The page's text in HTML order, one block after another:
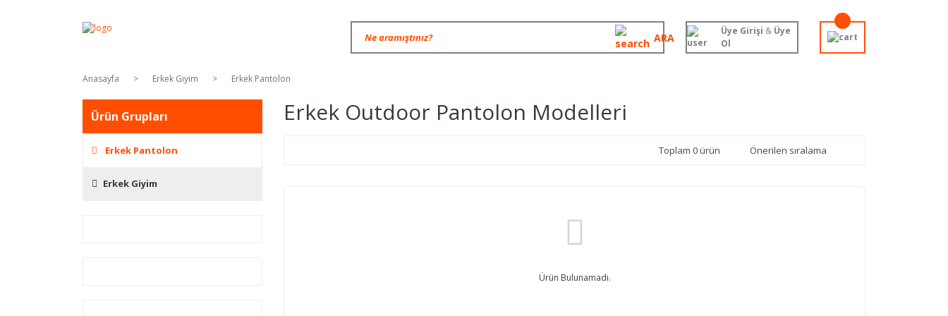
ARA Üye Girişi &Üye
Ol
Anasayfa Erkek Giyim Erkek Pantolon
Ürün Grupları
Erkek Pantolon
Erkek Giyim
Erkek Outdoor Pantolon Modelleri
Toplam 0 ürün
Ürün Bulunamadı.